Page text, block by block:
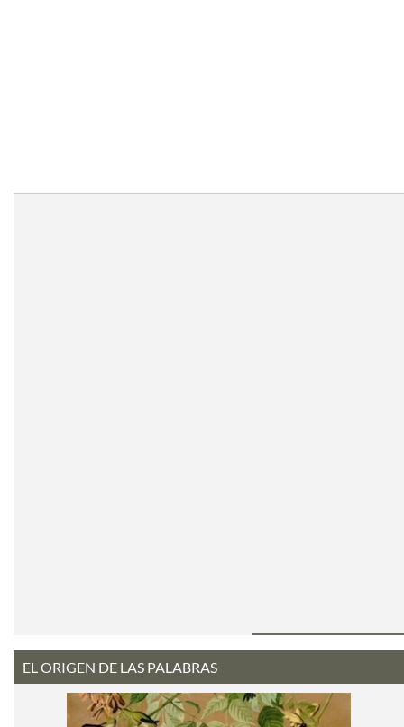
EL ORIGEN DE LAS PALABRAS